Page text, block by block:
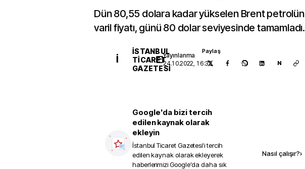
Dün 80,55 dolara kadar yükselen Brent petrolün
varil fiyatı, günü 80 dolar seviyesinde tamamladı.
İ
İSTANBUL
TICARET
GAZETESI
Yayınlanma
24.10.2022, 16:32
Paylaş
N
Google'da bizi tercih
edilen kaynak olarak
ekleyin
İstanbul Ticaret Gazetesi'i tercih
edilen kaynak olarak ekleyerek
haberlerimizi Google'da daha sık
Nasıl çalışır?›